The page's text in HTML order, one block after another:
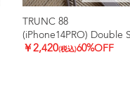
TRUNC 88
￥2,420(税込)60%OFF